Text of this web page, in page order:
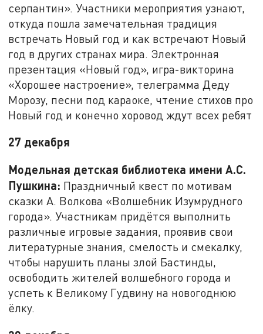
серпантин». Участники мероприятия узнают,
откуда пошла замечательная традиция
встречать Новый год и как встречают Новый
год в других странах мира. Электронная
презентация «Новый год», игра-викторина
«Хорошее настроение», телеграмма Деду
Морозу, песни под караоке, чтение стихов про
Новый год и конечно хоровод ждут всех ребят
27 декабря
Модельная детская библиотека имени А.С.
Пушкина: Праздничный квест по мотивам
сказки А. Волкова «Волшебник Изумрудного
города». Участникам придётся выполнить
различные игровые задания, проявив свои
литературные знания, смелость и смекалку,
чтобы нарушить планы злой Бастинды,
освободить жителей волшебного города и
успеть к Великому Гудвину на новогоднюю
ёлку.